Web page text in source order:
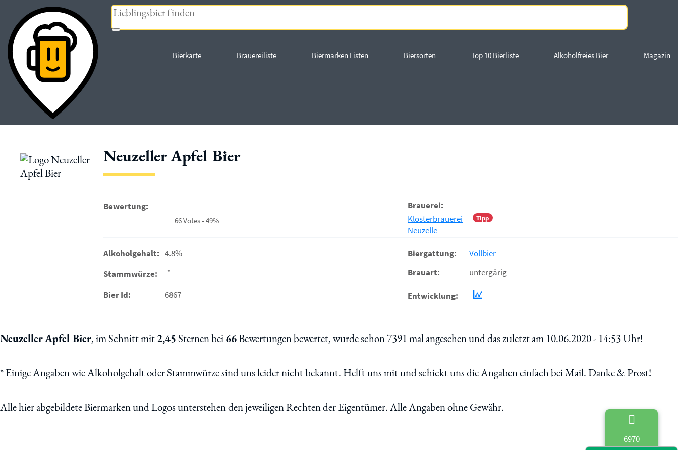
Bierkarte Brauereiliste Biermarken Listen Biersorten Top 10 Bierliste Alkoholfreies Bier Magazin
« zurück
Neuzeller Apfel Bier
Bewertung:
66 Votes - 49%
Brauerei:
Tipp
Klosterbrauerei
Neuzelle
Alkoholgehalt: 4.8%
Stammwürze:
-*
Bier Id: 6867
Biergattung:
Vollbier
Brauart:
untergärig
Entwicklung:
Neuzeller Apfel Bier, im Schnitt mit2,45Sternen bei66Bewertungen bewertet, wurde schon 7391 mal angesehen und das zuletzt am 10.06.2020 - 14:53 Uhr!
*Einige Angaben wie Alkoholgehalt oder Stammwürze sind uns leider nicht bekannt. Helft uns mit und schickt uns die Angaben einfach bei Mail. Danke & Prost!
Alle hier abgebildete Biermarken und Logos unterstehen den jeweiligen Rechten der Eigentümer. Alle Angaben ohne Gewähr.
6970